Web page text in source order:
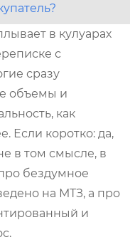
в кулуарах
с
сразу
объемы и
как
Если коротко: да,
в том смысле, в
бездумное
на МТЗ, а про
и